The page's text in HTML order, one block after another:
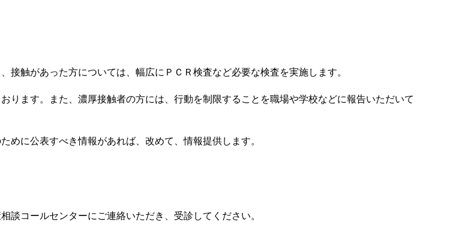
触があった方については、幅広にＰＣＲ検査など必要な検査を実施します。
ります。また、濃厚接触者の方には、行動を制限することを職場や学校などに報告いただいて
に公表すべき情報があれば、改めて、情報提供します。
コールセンターにご連絡いただき、受診してください。